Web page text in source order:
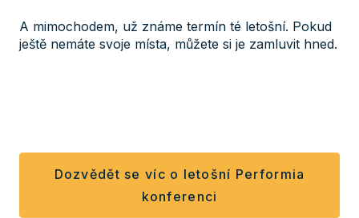
A mimochodem, už známe termín té letošní. Pokud
ještě nemáte svoje místa, můžete si je zamluvit hned.
Dozvědět se víc o letošní Performia
konferenci